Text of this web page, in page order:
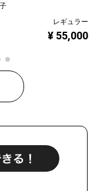
レギュラー
¥ 55,000